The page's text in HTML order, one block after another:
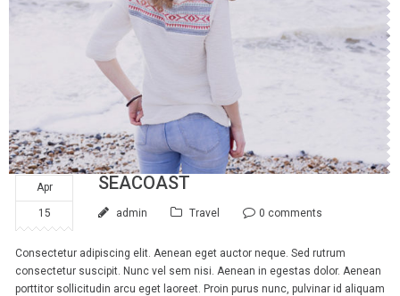
Apr
15
SEACOAST
admin Travel 0 comments
Consectetur adipiscing elit. Aenean eget auctor neque. Sed rutrum
consectetur suscipit. Nunc vel sem nisi. Aenean in egestas dolor. Aenean
porttitor sollicitudin arcu eget laoreet. Proin purus nunc, pulvinar id aliquam